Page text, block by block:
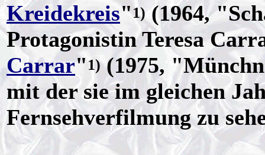
Kreidekreis"1)(1964,
Protagonistin Teresa
Carrar"1)(1975,
mit der sie im gleichen
Fernsehverfilmung zu